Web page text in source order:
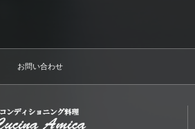
お問い合わせ